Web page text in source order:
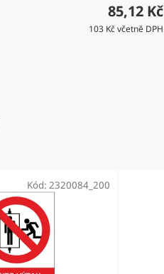
85,12 Kč
103 Kč včetně DPH
Kód: 2320084_200